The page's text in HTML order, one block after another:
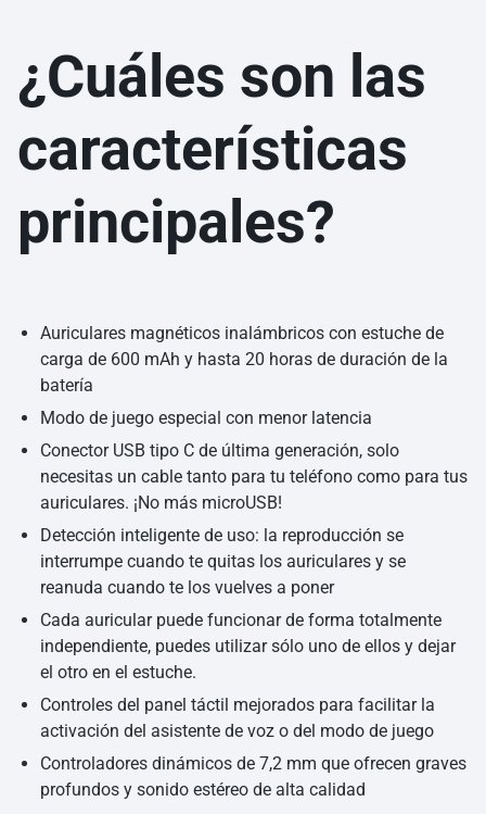
¿Cuáles son las
características
principales?
Auriculares magnéticos inalámbricos con estuche de
carga de 600 mAh y hasta 20 horas de duración de la
batería
Modo de juego especial con menor latencia
Conector USB tipo C de última generación, solo
necesitas un cable tanto para tu teléfono como para tus
auriculares. ¡No más microUSB!
Detección inteligente de uso: la reproducción se
interrumpe cuando te quitas los auriculares y se
reanuda cuando te los vuelves a poner
Cada auricular puede funcionar de forma totalmente
independiente, puedes utilizar sólo uno de ellos y dejar
el otro en el estuche.
Controles del panel táctil mejorados para facilitar la
activación del asistente de voz o del modo de juego
Controladores dinámicos de 7,2 mm que ofrecen graves
profundos y sonido estéreo de alta calidad